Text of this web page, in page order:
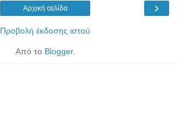
›
Αρχική σελίδα
Προβολή έκδοσης ιστού
Από το Blogger.